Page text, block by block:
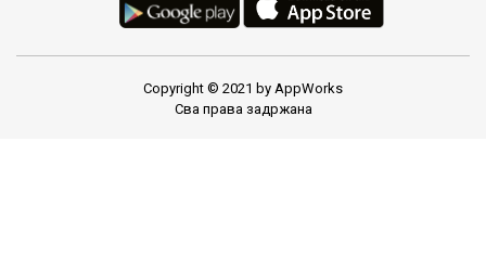
Copyright © 2021 by AppWorks
Сва права задржана